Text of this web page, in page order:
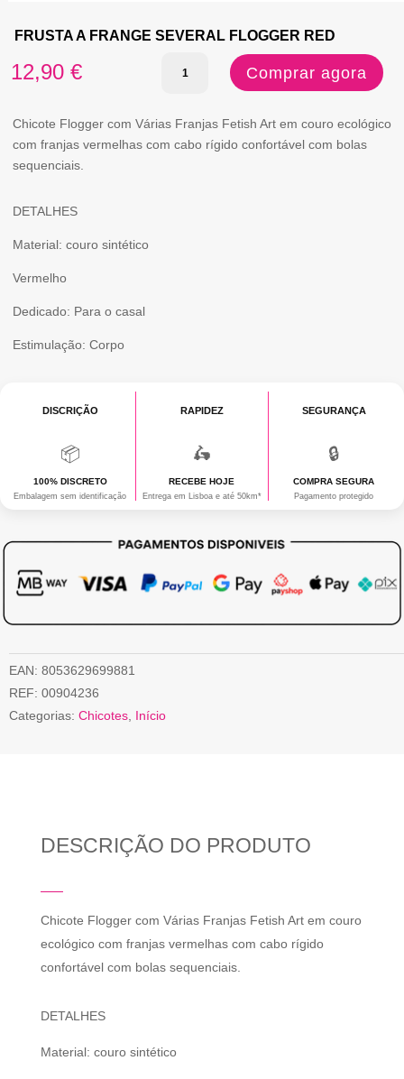
FRUSTA A FRANGE SEVERAL FLOGGER RED
12,90 €
Quantidade
FRUSTA
A
Comprar agora
Chicote Flogger com Várias Franjas Fetish Art em couro ecológico
com franjas vermelhas com cabo rígido confortável com bolas
sequenciais.
DETALHES
Material: couro sintético
Vermelho
Dedicado: Para o casal
Estimulação: Corpo
DISCRIÇÃO
📦
100% DISCRETO
Embalagem sem identificação
RAPIDEZ
🛵
RECEBE HOJE
Entrega em Lisboa e até 50km*
SEGURANÇA
🔒
COMPRA SEGURA
Pagamento protegido
EAN: 8053629699881
REF: 00904236
Categorias: Chicotes Início
DESCRIÇÃO DO PRODUTO
Chicote Flogger com Várias Franjas Fetish Art em couro
ecológico com franjas vermelhas com cabo rígido
confortável com bolas sequenciais.
DETALHES
Material: couro sintético